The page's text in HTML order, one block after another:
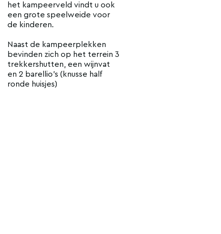
het kampeerveld vindt u ook
een grote speelweide voor
de kinderen.
Naast de kampeerplekken
bevinden zich op het terrein 3
trekkershutten, een wijnvat
en 2 barellio’s (knusse half
ronde huisjes)